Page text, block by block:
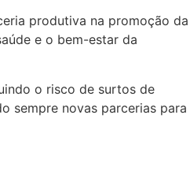
produtiva na promoção da
e o bem-estar da
o risco de surtos de
sempre novas parcerias para